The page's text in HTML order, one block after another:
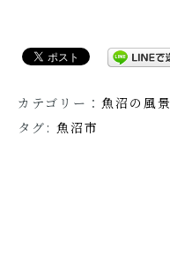
カテゴリー： 魚沼の風景
タグ: 魚沼市